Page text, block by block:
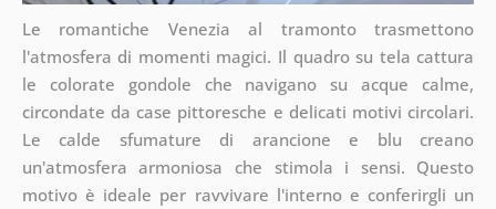
Le romantiche Venezia al tramonto trasmettono
l'atmosfera di momenti magici. Il quadro su tela cattura
le colorate gondole che navigano su acque calme,
circondate da case pittoresche e delicati motivi circolari.
Le calde sfumature di arancione e blu creano
un'atmosfera armoniosa che stimola i sensi. Questo
motivo è ideale per ravvivare l'interno e conferirgli un